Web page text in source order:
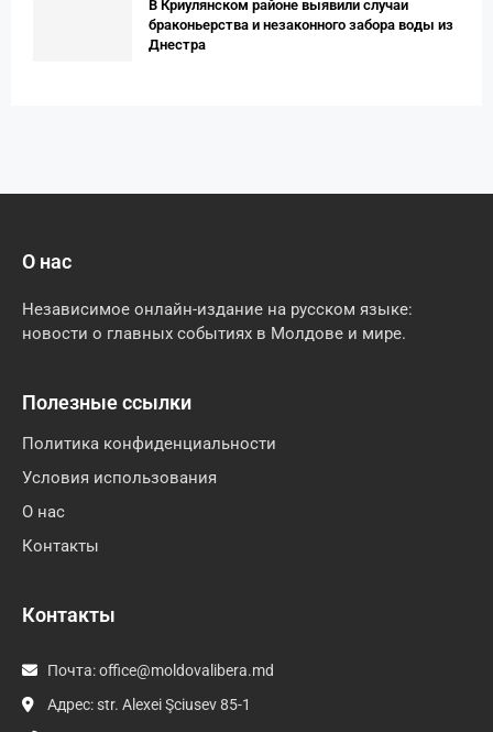
В Криулянском районе выявили случаи
браконьерства и незаконного забора воды из
Днестра
О нас
Независимое онлайн-издание на русском языке:
новости о главных событиях в Молдове и мире.
Полезные ссылки
Политика конфиденциальности
Условия использования
О нас
Контакты
Контакты
Почта:office@moldovalibera.md
Адрес: str. Alexei Şciusev 85-1